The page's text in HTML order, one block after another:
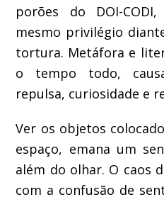
porões do DOI-
mesmo privilégio
tortura. Metáfora e
o tempo todo,
repulsa, curiosidade e
Ver os objetos
espaço, emana um
além do olhar. O caos
com a confusão de